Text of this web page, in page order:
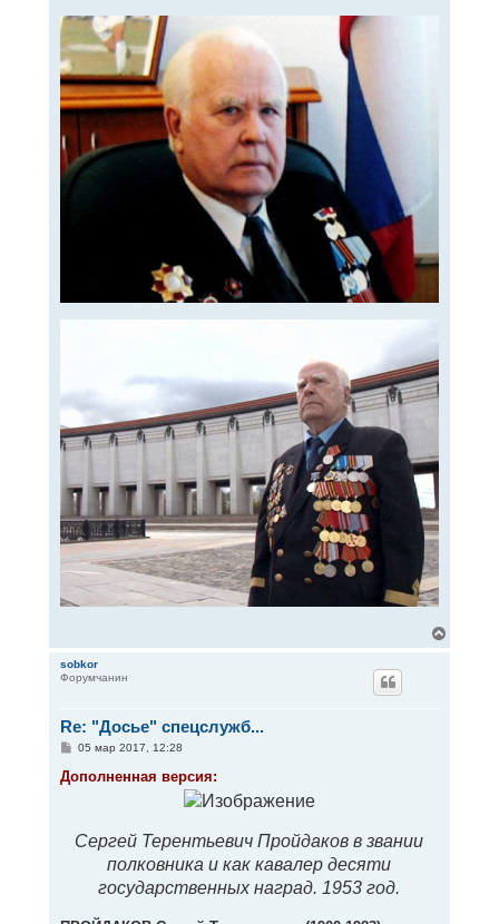
е
sobkor
Форумчанин
Re: "Досье" спецслужб...
С
о
и
05 мар 2017, 12:28
Дополненная версия:
Сергей Терентьевич Пройдаков в звании
полковника и как кавалер десяти
государственных наград. 1953 год.